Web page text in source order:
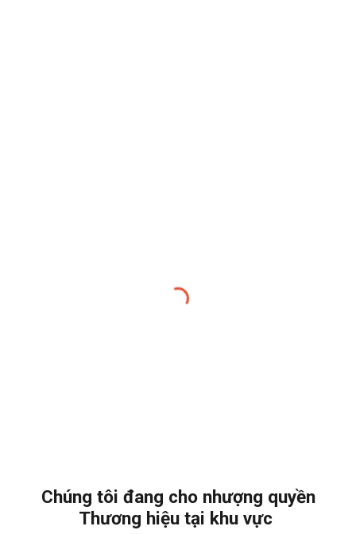
Chúng tôi đang cho nhượng quyền
Thương hiệu tại khu vực